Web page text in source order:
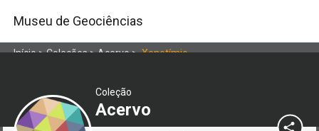
Museu de Geociências
Início>Coleções>Acervo>Xenotímio
Coleção
Acervo